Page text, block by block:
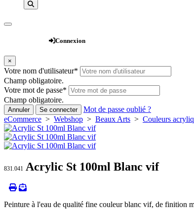
Connexion
×
Votre nom d'utilisateur*
Champ obligatoire.
Votre mot de passe*
Champ obligatoire.
Annuler Se connecter
Mot de passe oublié ?
eCommerce > Webshop > Beaux Arts > Couleurs
831.041 Acrylic St 100ml Blanc vif
Peinture à l'eau de qualité fine couleur blanc vif, de finition